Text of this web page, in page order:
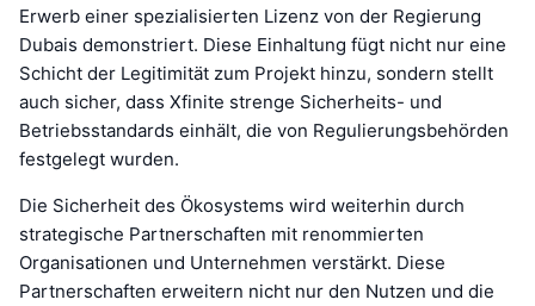
Erwerb einer spezialisierten Lizenz von der Regierung
Dubais demonstriert. Diese Einhaltung fügt nicht nur eine
Schicht der Legitimität zum Projekt hinzu, sondern stellt
auch sicher, dass Xfinite strenge Sicherheits- und
Betriebsstandards einhält, die von Regulierungsbehörden
festgelegt wurden.
Die Sicherheit des Ökosystems wird weiterhin durch
strategische Partnerschaften mit renommierten
Organisationen und Unternehmen verstärkt. Diese
Partnerschaften erweitern nicht nur den Nutzen und die